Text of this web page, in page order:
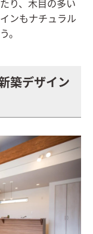
り、木目の多い
ンもナチュラル
。
築デザイン